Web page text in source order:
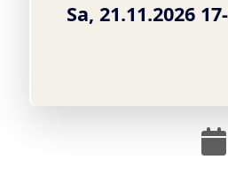
Sa, 21.11.2026